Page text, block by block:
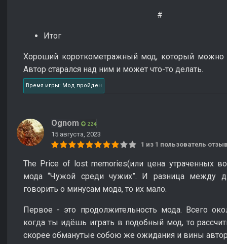
#
Итог
Хороший короткометражный мод, который можно
Автор старался над ним и может что-то делать.
Время игры: Мод пройден
Ognom 224
15 августа, 2023
1 из 1 пользователь
The Price of lost memories(или цена утраченных
мода “Чужой среди чужих”. И разница между
говорить о минусам мода, то их мало.
Первое - это продолжительность мода. Всего
когда ты идёшь играть в подобный мод, то
скорее обманутые собою же ожидания и вины